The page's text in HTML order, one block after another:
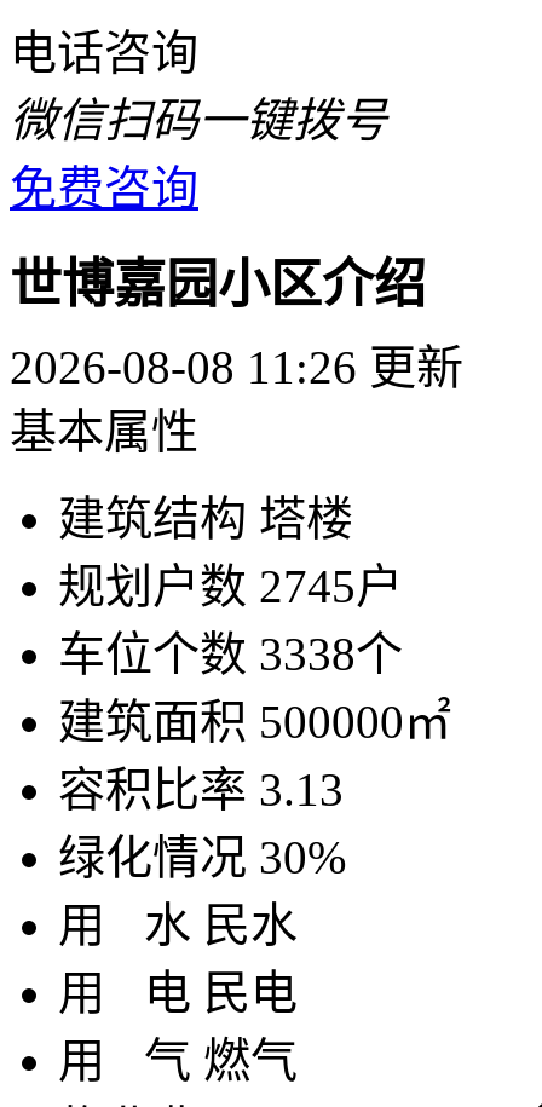
电话咨询
微信扫码一键拨号
免费咨询
世博嘉园小区介绍
2026-08-08 11:26 更新
基本属性
建筑结构 塔楼
规划户数 2745户
车位个数 3338个
建筑面积 500000㎡
容积比率 3.13
绿化情况 30%
用 水 民水
用
电 民电
用 气 燃气